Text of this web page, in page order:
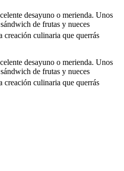
desayuno o merienda. Unos
de frutas y nueces
creación culinaria que querrás
desayuno o merienda. Unos
de frutas y nueces
creación culinaria que querrás